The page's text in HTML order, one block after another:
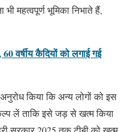
महत्वपूर्ण भूमिका निभाते हैं,
वर्षीय कैदियों को लगाई गई
किया कि अन्य लोगों को इस
लें ताकि इसे जड़ से खत्म किया